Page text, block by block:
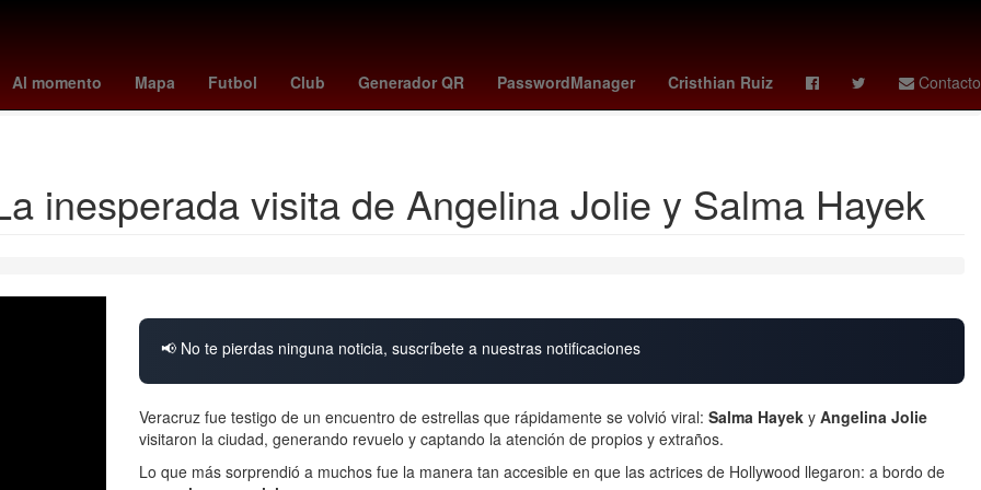
Al momento Mapa Futbol Club Generador QR PasswordManager Cristhian Ruiz Contacto
tigers - blue jays a que hora juega pumas vs pachuca swatch x ap guardians - reds
vota la casa de los famosos mexico
inesperada visita de Angelina Jolie y Salma Hayek
📢 No te pierdas ninguna noticia, suscríbete a nuestras notificaciones
Veracruz fue testigo de un encuentro de estrellas que rápidamente se volvió viral: Salma Hayek y Angelina Jolie
visitaron la ciudad, generando revuelo y captando la atención de propios y extraños.
Lo que más sorprendió a muchos fue la manera tan accesible en que las actrices de Hollywood llegaron: a bordo de